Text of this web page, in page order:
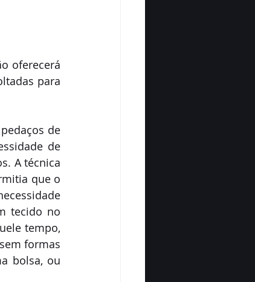
oferecerá
para
de
de
A técnica
que o
tecido no
tempo,
formas
bolsa, ou